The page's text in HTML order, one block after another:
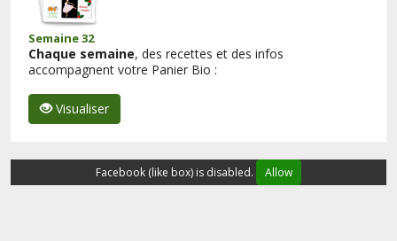
Semaine 32
Chaque semaine, des recettes et des infos
accompagnent votre Panier Bio :
Visualiser
Facebook (like box) is disabled. Allow